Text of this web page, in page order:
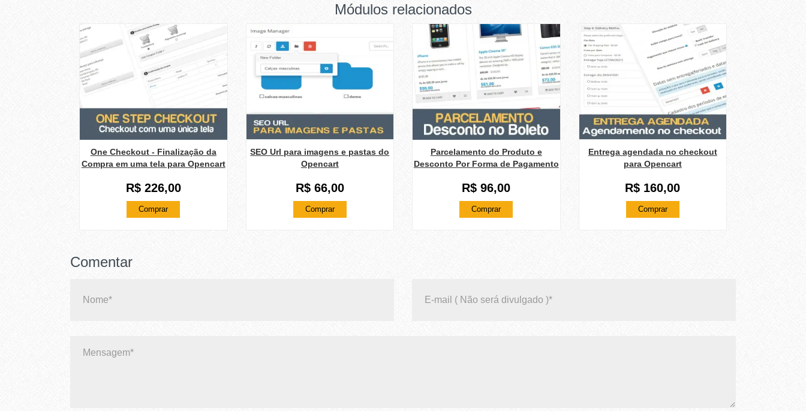
Módulos relacionados
One Checkout - Finalização da
Compra em uma tela para Opencart
R$ 226,00
Comprar
SEO Url para imagens e pastas do
Opencart
R$ 66,00
Comprar
Parcelamento do Produto e
Desconto Por Forma de Pagamento
R$ 96,00
Comprar
Entrega agendada no checkout
para Opencart
R$ 160,00
Comprar
Comentar